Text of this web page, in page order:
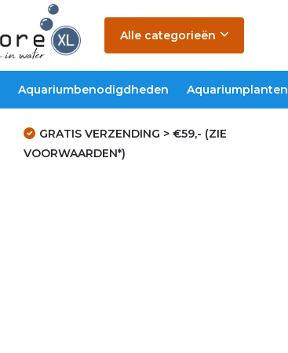
Alle categorieën
Aquariumbenodigdheden Aquariumplanten
GRATIS VERZENDING > €59,- (ZIE
VOORWAARDEN*)